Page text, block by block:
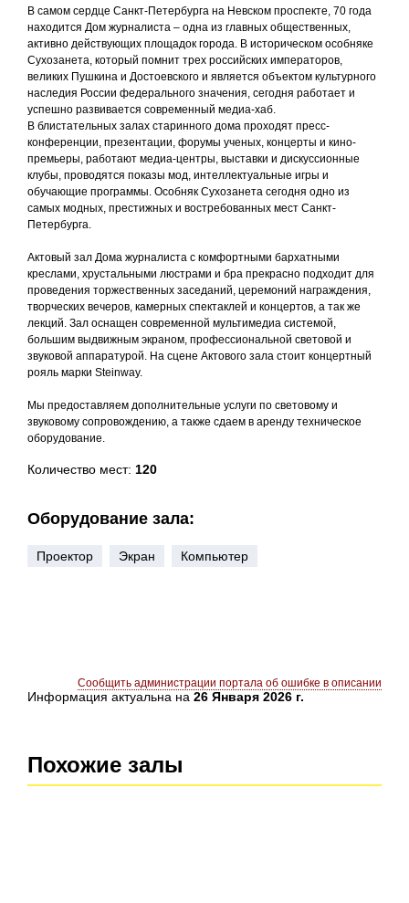
В самом сердце Санкт-Петербурга на Невском проспекте, 70 года
находится Дом журналиста – одна из главных общественных,
активно действующих площадок города. В историческом особняке
Сухозанета, который помнит трех российских императоров,
великих Пушкина и Достоевского и является объектом культурного
наследия России федерального значения, сегодня работает и
успешно развивается современный медиа-хаб.
В блистательных залах старинного дома проходят пресс-
конференции, презентации, форумы ученых, концерты и кино-
премьеры, работают медиа-центры, выставки и дискуссионные
клубы, проводятся показы мод, интеллектуальные игры и
обучающие программы. Особняк Сухозанета сегодня одно из
самых модных, престижных и востребованных мест Санкт-
Петербурга.
Актовый зал Дома журналиста с комфортными бархатными
креслами, хрустальными люстрами и бра прекрасно подходит для
проведения торжественных заседаний, церемоний награждения,
творческих вечеров, камерных спектаклей и концертов, а так же
лекций. Зал оснащен современной мультимедиа системой,
большим выдвижным экраном, профессиональной световой и
звуковой аппаратурой. На сцене Актового зала стоит концертный
рояль марки Steinway.
Мы предоставляем дополнительные услуги по световому и
звуковому сопровождению, а также сдаем в аренду техническое
оборудование.
Количество мест: 120
Оборудование зала:
Проектор Экран Компьютер
Сообщить администрации портала об ошибке в описании
Информация актуальна на 26 Января 2026 г.
Похожие залы